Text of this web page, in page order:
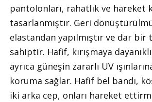
pantolonları, rahatlık ve hareket
tasarlanmıştır. Geri
elastandan yapılmıştır ve dar bir
sahiptir. Hafif, kırışmaya
ayrıca güneşin zararlı UV
koruma sağlar. Hafif bel bandı,
iki arka cep, onları hareket